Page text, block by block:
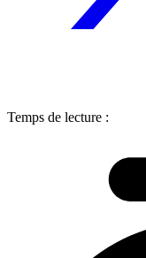
Temps de lecture :